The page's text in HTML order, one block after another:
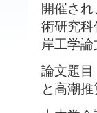
開催さ
術研究
岸工学
論文題
と高潮